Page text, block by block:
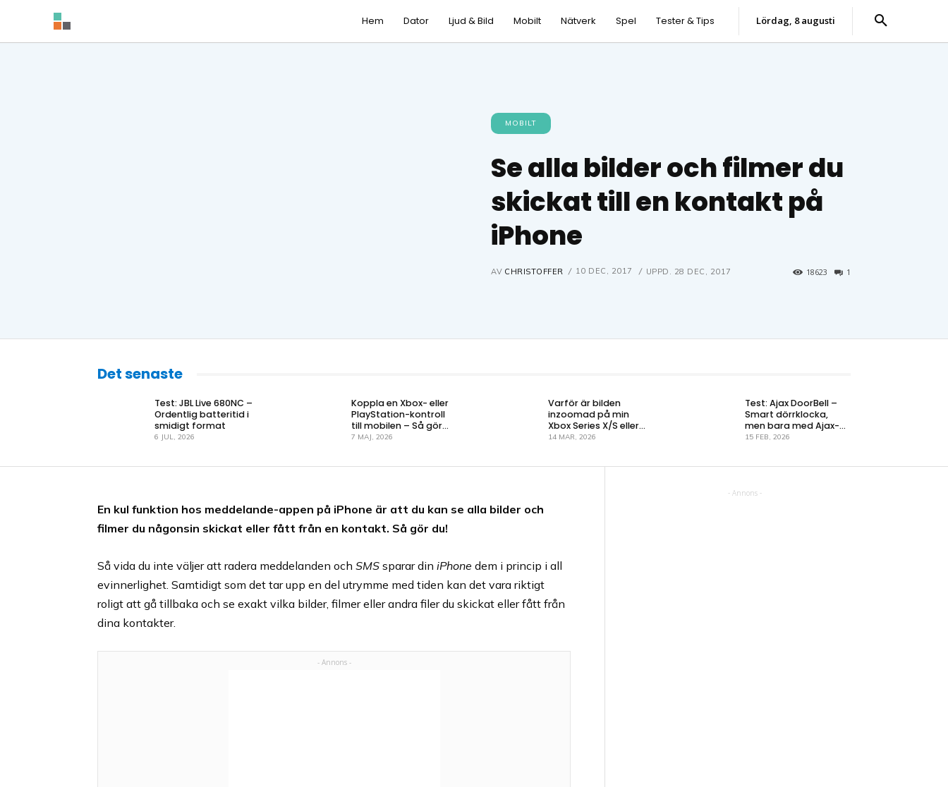
Hem Dator Ljud & Bild Mobilt Nätverk Spel Tester & Tips lördag, 8 augusti
MOBILT
Se alla bilder och filmer du
skickat till en kontakt på
iPhone
AV CHRISTOFFER 10 DEC, 2017 UPPD. 28 DEC, 2017 1
18623
Det senaste
Test: JBL Live 680NC –
Ordentlig batteritid i
smidigt format
6 JUL, 2026
Koppla en Xbox- eller
PlayStation-kontroll
till mobilen – Så gör
du!
7 MAJ, 2026
Varför är bilden
inzoomad på min
Xbox Series X/S eller
One?
14 MAR, 2026
Test: Ajax DoorBell –
Smart dörrklocka,
men bara med Ajax-
systemet
15 FEB, 2026
En kul funktion hos meddelande-appen på iPhone är att du kan se alla bilder och
filmer du någonsin skickat eller fått från en kontakt. Så gör du!
Så vida du inte väljer att radera meddelanden och SMS sparar din iPhone dem i princip i all
evinnerlighet. Samtidigt som det tar upp en del utrymme med tiden kan det vara riktigt
roligt att gå tillbaka och se exakt vilka bilder, filmer eller andra filer du skickat eller fått från
dina kontakter.